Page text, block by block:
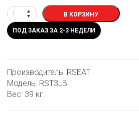
В КОРЗИНУ
ПОД ЗАКАЗ ЗА 2-3 НЕДЕЛИ
Производитель: RSEAT
Модель: RST3LB
Вес: 39 кг.